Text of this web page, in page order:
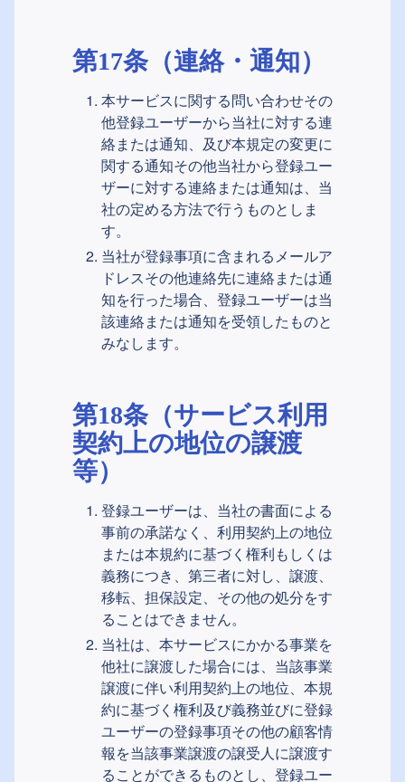
第17条（連絡・通知）
本サービスに関する問い合わせその
他登録ユーザーから当社に対する連
絡または通知、及び本規定の変更に
関する通知その他当社から登録ユー
ザーに対する連絡または通知は、当
社の定める方法で行うものとしま
す。
当社が登録事項に含まれるメールア
ドレスその他連絡先に連絡または通
知を行った場合、登録ユーザーは当
該連絡または通知を受領したものと
みなします。
第18条（サービス利用
契約上の地位の譲渡
等）
登録ユーザーは、当社の書面による
事前の承諾なく、利用契約上の地位
または本規約に基づく権利もしくは
義務につき、第三者に対し、譲渡、
移転、担保設定、その他の処分をす
ることはできません。
当社は、本サービスにかかる事業を
他社に譲渡した場合には、当該事業
譲渡に伴い利用契約上の地位、本規
約に基づく権利及び義務並びに登録
ユーザーの登録事項その他の顧客情
報を当該事業譲渡の譲受人に譲渡す
ることができるものとし、登録ユー